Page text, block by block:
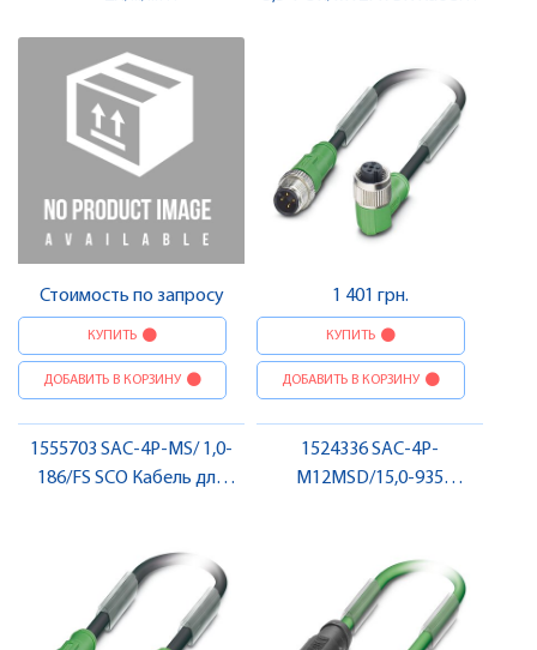
штекер , Pheonix Contact
Стоимость по запросу
КУПИТЬ
ДОБАВИТЬ В КОРЗИНУ
Pheonix Contact
1 401 грн.
КУПИТЬ
ДОБАВИТЬ В КОРЗИНУ
1555703 SAC-4P-MS/ 1,0-
186/FS SCO Кабель для
Pheonix Contact
1524336 SAC-4P-
M12MSD/15,0-935
Contact